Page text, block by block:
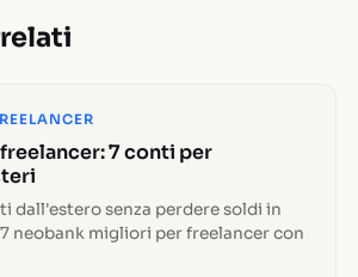
7 conti per
dall'estero senza perdere soldi in
neobank migliori per freelancer con